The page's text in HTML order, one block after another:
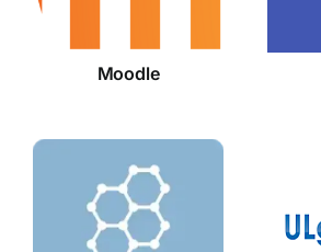
Moodle
Socrative